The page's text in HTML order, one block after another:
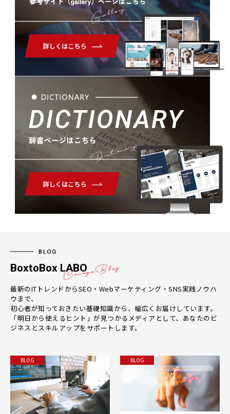
Gallery
Dictionary
BLOG
BoxtoBox LABO
最新のITトレンドからSEO・Webマーケティング・SNS実践ノウハ
ウまで、
初心者が知っておきたい基礎知識から、幅広くお届けしています。
「明日から使えるヒント」が見つかるメディアとして、あなたのビ
ジネスとスキルアップをサポートします。
BLOG BLOG